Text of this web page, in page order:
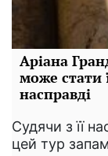
Аріана
може стати
насправді
Судячи з її
цей тур